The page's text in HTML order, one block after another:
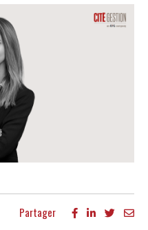
Partager